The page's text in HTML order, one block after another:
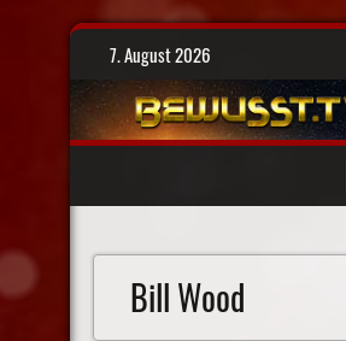
Skip
7. August 2026
Bill Wood